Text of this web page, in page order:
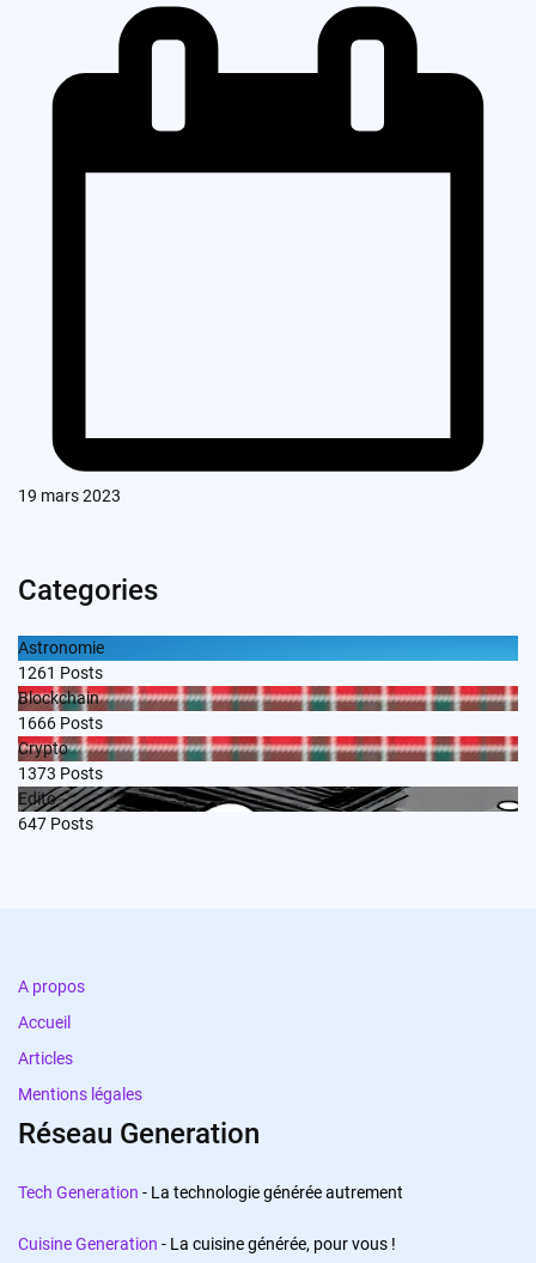
19 mars 2023
Categories
Astronomie
1261 Posts
Blockchain
1666 Posts
Crypto
1373 Posts
Edito
647 Posts
A propos
Accueil
Articles
Mentions légales
Réseau Generation
Tech Generation - La technologie générée autrement
Cuisine Generation - La cuisine générée, pour vous !